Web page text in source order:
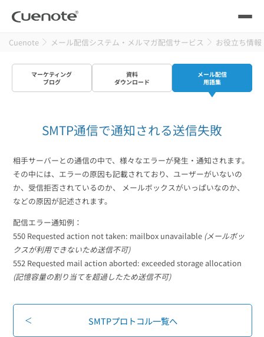
製品
メール配信システム
メールリレーサーバー
kintone（キントーン）メール配信
SMS配信サービス
認証サービス
Webプッシュ通知サービス
活用シーン
会員獲得／ニーズ把握
コストを抑える
遅延なく確実・高速に送る
組織的に管理
効果改善・顧客育成
セミナー
ブログ・各種資料トップ
マーケティングブログ
資料ダウンロード
メール配信用語集
資料請求・お問い合わせ
03-6820-0515 大阪06-6131-9960
Cuenote メール配信システム・メルマガ配信サービス お役立ち情報
マーケティング
ブログ
資料
ダウンロード
メール配信
用語集
SMTP通信で通知される送信失敗
相手サーバーとの通信の中で、様々なエラーが発生・通知されます。
その中には、エラーの原因も記載されており、ユーザーがいないの
か、受信拒否されているのか、 メールボックスがいっぱいなのか、
などの原因が記述されます。
配信エラー通知例：
550 Requested action not taken: mailbox unavailable (メールボッ
クスが利用できないため送信不可)
552 Requested mail action aborted: exceeded storage allocation
(記憶容量の割り当てを超過したため送信不可)
SMTPプロトコル一覧へ